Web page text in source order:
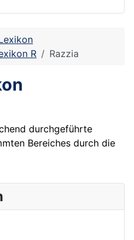
R Razzia
durchgeführte
Bereiches durch die